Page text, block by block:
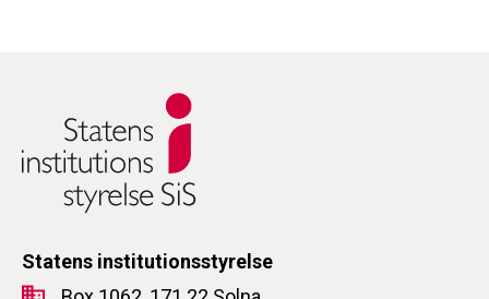
Statens institutionsstyrelse